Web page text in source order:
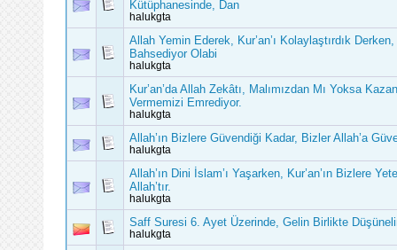
Kütüphanesinde, Dan
halukgta
Allah Yemin Ederek, Kur’an’ı Kolaylaştırdık
Bahsediyor Olabi
halukgta
Kur’an’da Allah Zekâtı, Malımızdan Mı Yoksa
Vermemizi Emrediyor.
halukgta
Allah’ın Bizlere Güvendiği Kadar, Bizler Allah’a
halukgta
Allah’ın Dini İslam’ı Yaşarken, Kur’an’ın Bizlere
Allah’tır.
halukgta
Saff Suresi 6. Ayet Üzerinde, Gelin Birlikte
halukgta